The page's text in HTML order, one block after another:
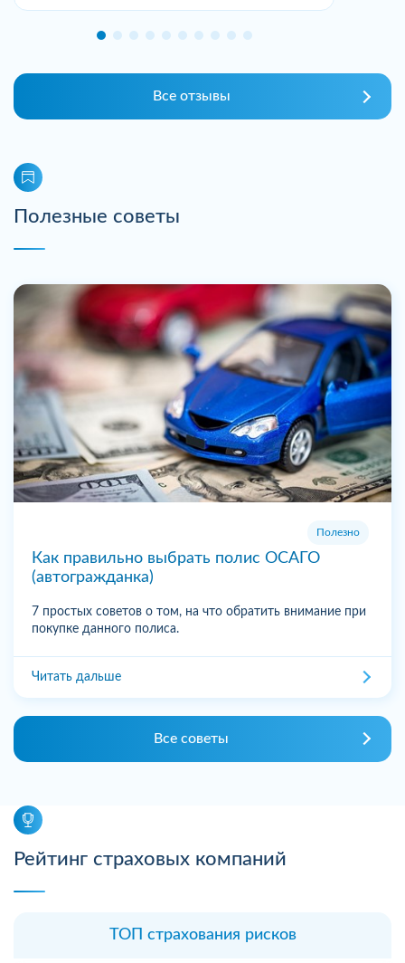
Все отзывы
Полезные советы
Полезно
Как правильно выбрать полис ОСАГО
(автогражданка)
7 простых советов о том, на что обратить внимание при
покупке данного полиса.
Читать дальше
Все советы
Рейтинг страховых компаний
ТОП страхования рисков